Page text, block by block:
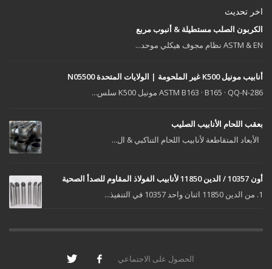
اخر تحديث
الكربون الصلب مستطيلة & أنبوب مربع
ASTM & EN نظام مجوف هيكلي موحد...
أنابيب مونيل K500 غير الملحومة | الولايات المتحدة N05500
ASTM B163 · B165 · QQ-N-286 مونيل K500 سلس...
بعقب اللحام الأنابيب الصليب
الأبعاد المتقاطعة لأنابيب اللحام التناكبي & ال...
أون 10357 / الدين 11850 لأنابيب الفولاذ المقاوم للصدأ الصحية
1. من الدين 11850 اثنان واحد 10357 في التنفيذ...
الحصول على الاجتماعي